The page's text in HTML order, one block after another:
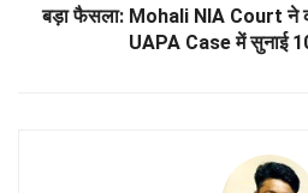
बड़ा फैसला: Mohali NIA Court ने
UAPA Case में सुनाई